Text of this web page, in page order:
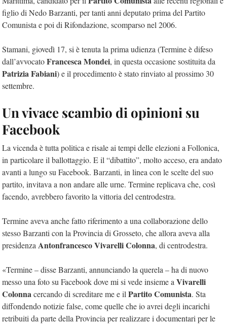
figlio di Nedo Barzanti, per tanti anni deputato prima del Partito
Comunista e poi di Rifondazione, scomparso nel 2006.
Stamani, giovedì 17, si è tenuta la prima udienza (Termine è difeso
dall’avvocatoFrancesca Mondei, in questa occasione sostituita da
Patrizia Fabiani) e il procedimento è stato rinviato al prossimo 30
settembre.
Un vivace scambio di opinioni su
Facebook
La vicenda è tutta politica e risale ai tempi delle elezioni a Follonica,
in particolare il ballottaggio. E il “dibattito”, molto acceso, era andato
avanti a lungo su Facebook. Barzanti, in linea con le scelte del suo
partito, invitava a non andare alle urne. Termine replicava che, così
facendo, avrebbero favorito la vittoria del centrodestra.
Termine aveva anche fatto riferimento a una collaborazione dello
stesso Barzanti con la Provincia di Grosseto, che allora aveva alla
presidenza Antonfrancesco Vivarelli Colonna, di centrodestra.
«Termine – disse Barzanti, annunciando la querela – ha di nuovo
messo una foto su Facebook dove mi si vede insieme a Vivarelli
Colonnacercando di screditare me e il Partito Comunista. Sta
diffondendo notizie false, come quelle che io avrei degli incarichi
retribuiti da parte della Provincia per realizzare i documentari per le